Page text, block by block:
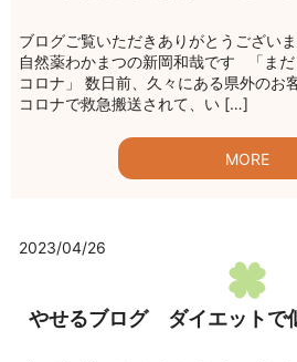
ブログご覧いただきありがとうござい
自然薬わかまつの新岡和哉です 「ま
コロナ」 数日前、久々にある県外のお
コロナで救急搬送されて、い […]
MORE
2023/04/26
やせるブログ ダイエットで